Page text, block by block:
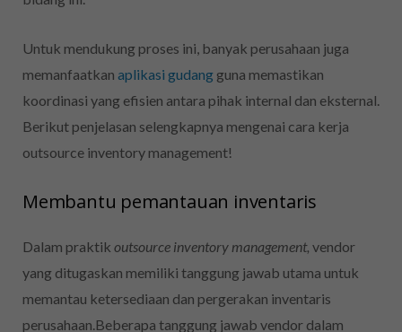
Untuk mendukung proses ini, banyak perusahaan juga
memanfaatkan aplikasi gudang guna memastikan
koordinasi yang efisien antara pihak internal dan eksternal.
Berikut penjelasan selengkapnya mengenai cara kerja
outsource inventory management!
Membantu pemantauan inventaris
Dalam praktik outsource inventory management, vendor
yang ditugaskan memiliki tanggung jawab utama untuk
memantau ketersediaan dan pergerakan inventaris
perusahaan.Beberapa tanggung jawab vendor dalam